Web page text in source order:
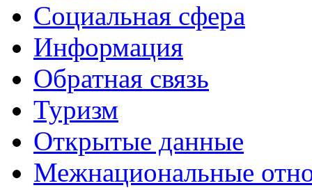
Социальная сфера
Информация
Обратная связь
Туризм
Открытые данные
Межнациональные